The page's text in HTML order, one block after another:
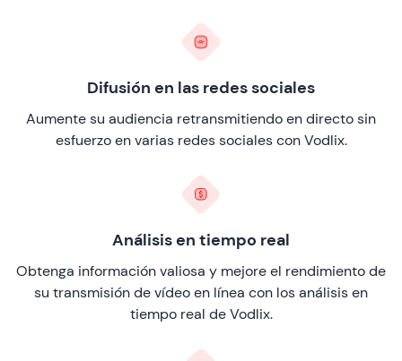
Difusión en las redes sociales
Aumente su audiencia retransmitiendo en directo sin
esfuerzo en varias redes sociales con Vodlix.
Análisis en tiempo real
Obtenga información valiosa y mejore el rendimiento de
su transmisión de vídeo en línea con los análisis en
tiempo real de Vodlix.